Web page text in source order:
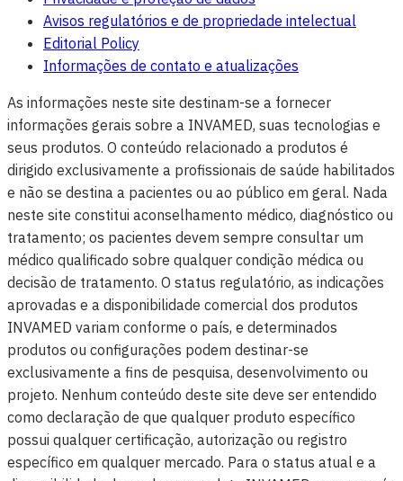
Avisos regulatórios e de propriedade intelectual
Editorial Policy
Informações de contato e atualizações
As informações neste site destinam-se a fornecer
informações gerais sobre a INVAMED, suas tecnologias e
seus produtos. O conteúdo relacionado a produtos é
dirigido exclusivamente a profissionais de saúde habilitados
e não se destina a pacientes ou ao público em geral. Nada
neste site constitui aconselhamento médico, diagnóstico ou
tratamento; os pacientes devem sempre consultar um
médico qualificado sobre qualquer condição médica ou
decisão de tratamento. O status regulatório, as indicações
aprovadas e a disponibilidade comercial dos produtos
INVAMED variam conforme o país, e determinados
produtos ou configurações podem destinar-se
exclusivamente a fins de pesquisa, desenvolvimento ou
projeto. Nenhum conteúdo deste site deve ser entendido
como declaração de que qualquer produto específico
possui qualquer certificação, autorização ou registro
específico em qualquer mercado. Para o status atual e a